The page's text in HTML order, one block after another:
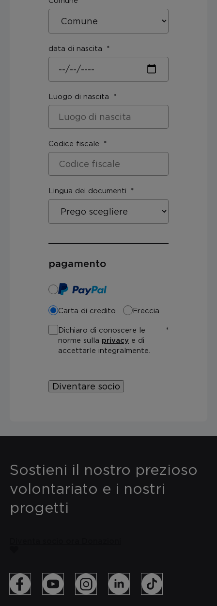
data di nascita
Luogo di nascita
Codice fiscale
Lingua dei documenti
pagamento
Carta di credito Freccia
Dichiaro di conoscere le
norme sulla privacy e di
accettarle integralmente.
Diventare socio
Sostieni il nostro prezioso
volontariato e i nostri
progetti